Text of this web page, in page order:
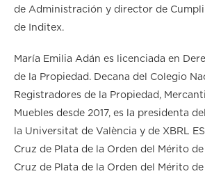
de Administración y director de
de Inditex.
María Emilia Adán es licenciada en
de la Propiedad. Decana del Colegio
Registradores de la Propiedad,
Muebles desde 2017, es la presidenta
la Universitat de València y de XBRL
Cruz de Plata de la Orden del Mérito
Cruz de Plata de la Orden del Mérito